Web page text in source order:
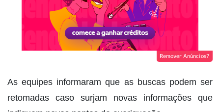
Remover Anúncios?
As equipes informaram que as buscas podem ser
retomadas caso surjam novas informações que